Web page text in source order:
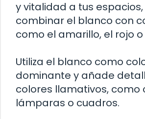
y vitalidad a tus
combinar el blanco con
como el amarillo, el rojo
Utiliza el blanco como
dominante y añade
colores llamativos, como
lámparas o cuadros.